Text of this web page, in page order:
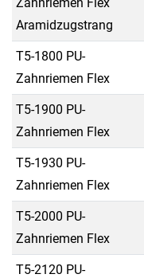
Aramidzugstrang
T5-1800 PU-
Zahnriemen Flex
T5-1900 PU-
Zahnriemen Flex
T5-1930 PU-
Zahnriemen Flex
T5-2000 PU-
Zahnriemen Flex
T5-2120 PU-